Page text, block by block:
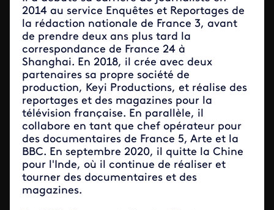
2014 au service Enquêtes et Reportages de
la rédaction nationale de France 3, avant
de prendre deux ans plus tard la
correspondance de France 24 à
Shanghai. En 2018, il crée avec deux
partenaires sa propre société de
production, Keyi Productions, et réalise des
reportages et des magazines pour la
télévision française. En parallèle, il
collabore en tant que chef opérateur pour
des documentaires de France 5, Arte et la
BBC. En septembre 2020, il quitte la Chine
pour l'Inde, où il continue de réaliser et
tourner des documentaires et des
magazines.